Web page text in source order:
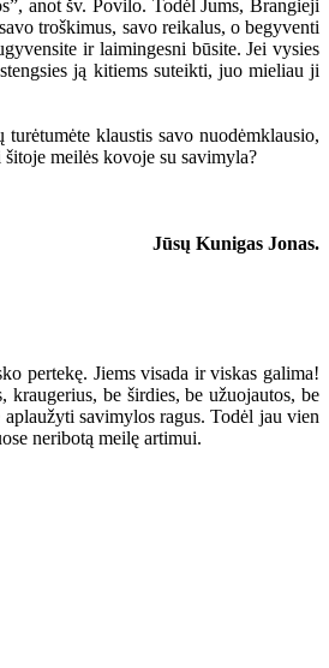
anot šv. Povilo. Todėl Jums, Brangieji
troškimus, savo reikalus, o begyventi
ir laimingesni būsite. Jei vysies
ją kitiems suteikti, juo mieliau ji
klaustis savo nuodėmklausio,
meilės kovoje su savimyla?
Jūsų Kunigas Jonas.
pertekę. Jiems visada ir viskas galima!
be širdies, be užuojautos, be
savimylos ragus. Todėl jau vien
neribotą meilę artimui.